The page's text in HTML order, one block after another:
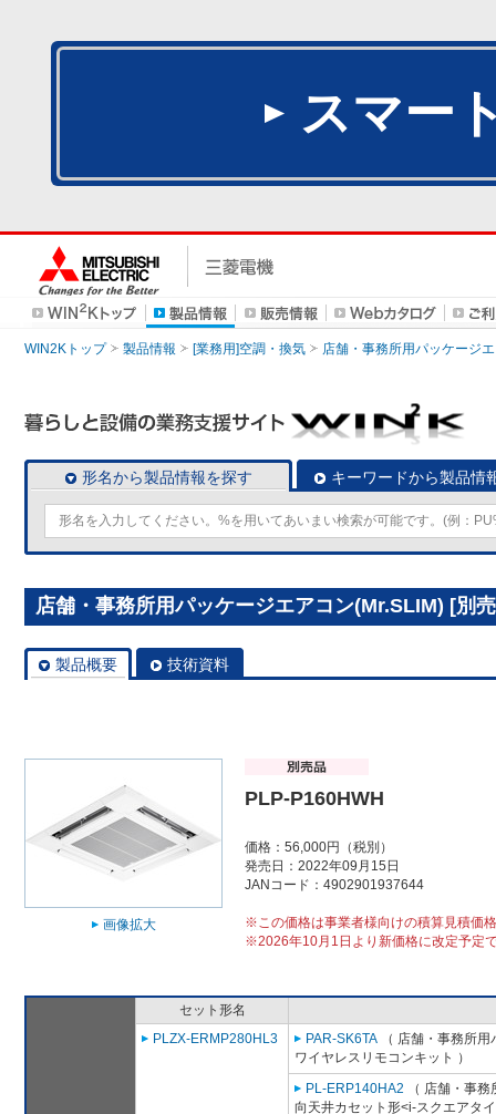
スマー
WIN2Kトップ 製品情報 [業務用]空調・換気 店舗・事務所用パッケージ
形名から製品情報を探す キーワードから製品情
店舗・事務所用パッケージエアコン(Mr.SLIM) [別
製品概要 技術資料
画像拡大
PLP-P160HWH
価格：56,000円（税別）
発売日：2022年09月15日
JANコード：4902901937644
※この価格は事業者様向けの積算見積価
※2026年10月1日より新価格に改定予定
セット形名
PLZX-ERMP280HL3
PAR-SK6TA （ 店舗・事務所
ワイヤレスリモコンキット ）
PL-ERP140HA2 （ 店舗・事
向天井カセット形<i-スクエアタ